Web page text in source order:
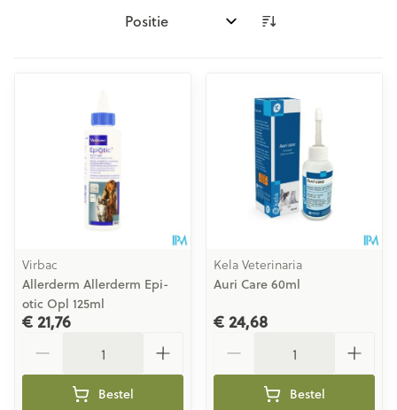
Sorteer op:
Virbac
Allerderm Allerderm Epi-
otic Opl 125ml
€ 21,76
Bestel
Kela Veterinaria
Auri Care 60ml
€ 24,68
Bestel